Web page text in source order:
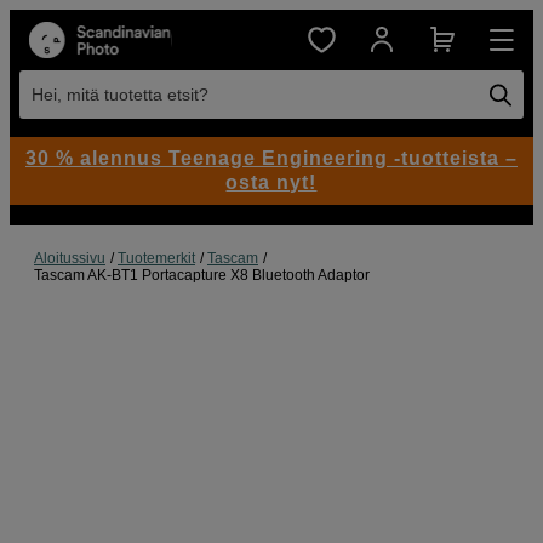
Hei, mitä tuotetta etsit?
Aloitussivu Tuotemerkit
Tascam
Tascam AK-BT1 Portacapture X8 Bluetooth Adaptor
30 % alennus Teenage Engineering -tuotteista –
osta nyt!